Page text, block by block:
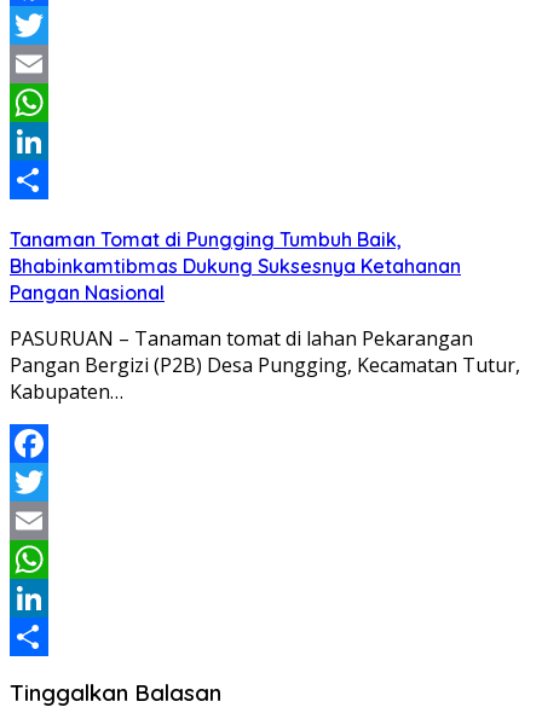
Facebook
Twitter
Email
WhatsApp
LinkedIn
Tanaman Tomat di Pungging Tumbuh Baik,
Bhabinkamtibmas Dukung Suksesnya Ketahanan
Pangan Nasional
PASURUAN – Tanaman tomat di lahan Pekarangan
Pangan Bergizi (P2B) Desa Pungging, Kecamatan Tutur,
Kabupaten…
Facebook
Twitter
Email
WhatsApp
LinkedIn
Tinggalkan Balasan